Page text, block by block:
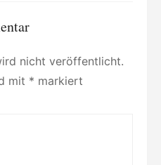
nicht veröffentlicht.
mit * markiert